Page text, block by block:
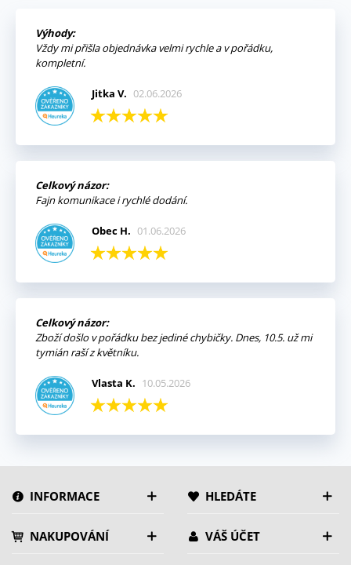
Výhody:
Vždy mi přišla objednávka velmi rychle a v pořádku,
kompletní.
Jitka V. 02.06.2026
Celkový názor:
Fajn komunikace i rychlé dodání.
Obec H. 01.06.2026
Celkový názor:
Zboží došlo v pořádku bez jediné chybičky. Dnes, 10.5. už mi
tymián raší z květníku.
Vlasta K. 10.05.2026
INFORMACE HLEDÁTE
NAKUPOVÁNÍ VÁŠ ÚČET